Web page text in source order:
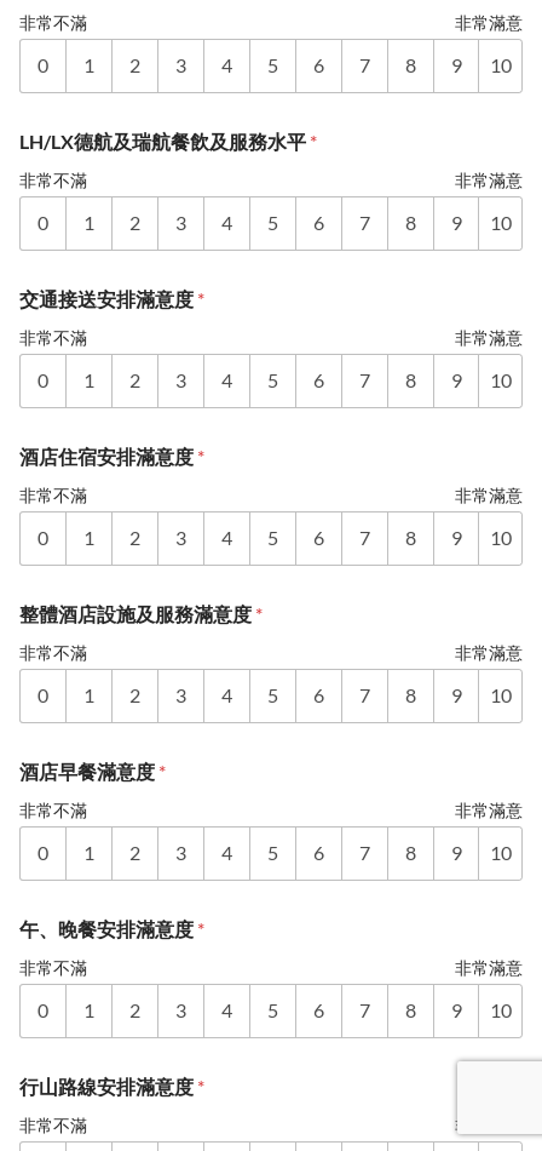
非常不滿 非常滿意
0 1 2 3 4 5 6 7 8 9 10
LH/LX德航及瑞航餐飲及服務水平 *
非常不滿 非常滿意
0 1 2 3 4 5 6 7 8 9 10
交通接送安排滿意度 *
非常不滿 非常滿意
0 1 2 3 4 5 6 7 8 9 10
酒店住宿安排滿意度 *
非常不滿 非常滿意
0 1 2 3 4 5 6 7 8 9 10
整體酒店設施及服務滿意度 *
非常不滿 非常滿意
0 1 2 3 4 5 6 7 8 9 10
酒店早餐滿意度 *
非常不滿 非常滿意
0 1 2 3 4 5 6 7 8 9 10
午、晚餐安排滿意度 *
非常不滿 非常滿意
0 1 2 3 4 5 6 7 8 9 10
行山路線安排滿意度 *
非常不滿 非常滿意